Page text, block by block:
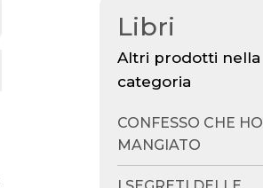
Libri
Altri prodotti nella
categoria
CONFESSO CHE HO
MANGIATO